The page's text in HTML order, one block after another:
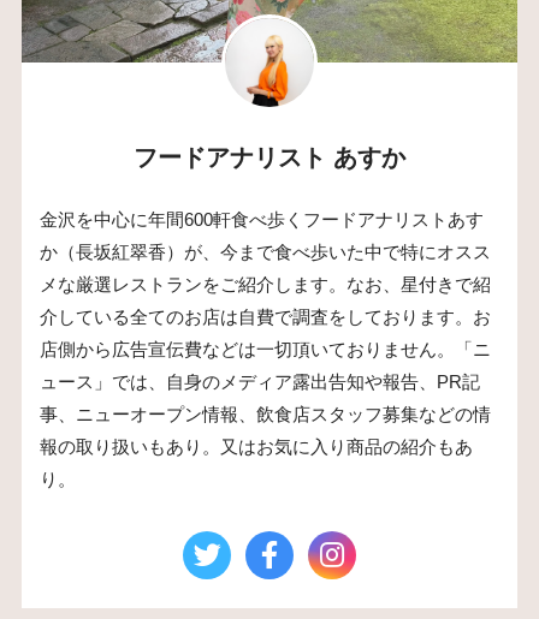
フードアナリスト あすか
金沢を中心に年間600軒食べ歩くフードアナリストあす
か（長坂紅翠香）が、今まで食べ歩いた中で特にオスス
メな厳選レストランをご紹介します。なお、星付きで紹
介している全てのお店は自費で調査をしております。お
店側から広告宣伝費などは一切頂いておりません。「ニ
ュース」では、自身のメディア露出告知や報告、PR記
事、ニューオープン情報、飲食店スタッフ募集などの情
報の取り扱いもあり。又はお気に入り商品の紹介もあ
り。